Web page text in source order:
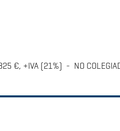
€, +IVA (21%) - NO